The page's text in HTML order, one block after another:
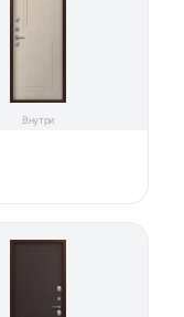
Внутри